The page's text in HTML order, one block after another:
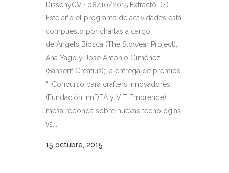
DissenyCV · 08/10/2015 Extracto: (···)
Este año el programa de actividades está
compuesto por charlas a cargo
de Àngels Biosca (The Slowear Project);
Ana Yago y José Antonio Giménez
(Sanserif Creatius); la entrega de premios
“I Concurso para crafters innovadores”
(Fundación InnDEA y VIT Emprende);
mesa redonda sobre nuevas tecnologías
vs...
15 octubre, 2015